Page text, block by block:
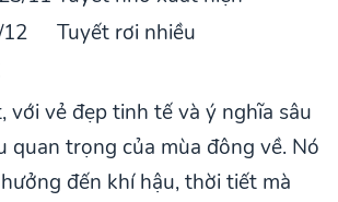
Tuyết rơi nhiều
với vẻ đẹp tinh tế và ý nghĩa sâu
quan trọng của mùa đông về. Nó
đến khí hậu, thời tiết mà